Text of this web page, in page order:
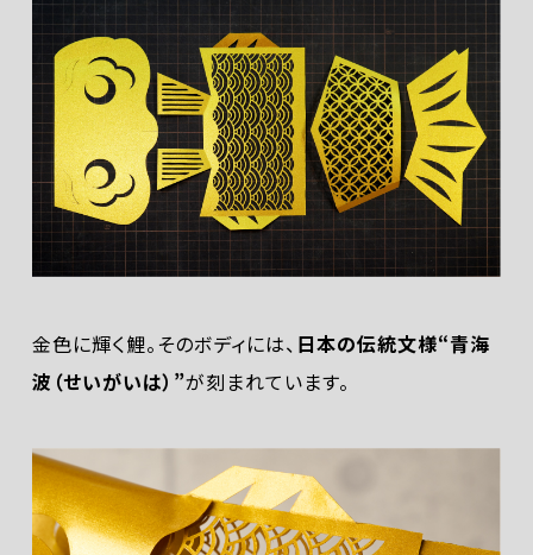
金色に輝く鯉。そのボディには、 日本の伝統文様“青海
波（せいがいは）”が刻まれています。